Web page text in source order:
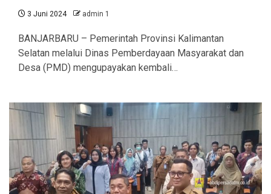
3 Juni 2024 admin 1
BANJARBARU – Pemerintah Provinsi Kalimantan
Selatan melalui Dinas Pemberdayaan Masyarakat dan
Desa (PMD) mengupayakan kembali…